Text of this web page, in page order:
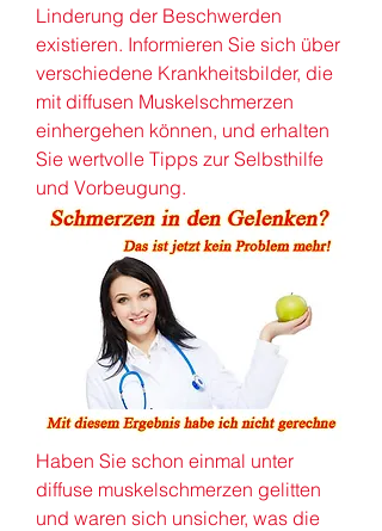
Linderung der Beschwerden
existieren. Informieren Sie sich über
verschiedene Krankheitsbilder, die
mit diffusen Muskelschmerzen
einhergehen können, und erhalten
Sie wertvolle Tipps zur Selbsthilfe
und Vorbeugung.
Haben Sie schon einmal unter
diffuse muskelschmerzen gelitten
und waren sich unsicher, was die